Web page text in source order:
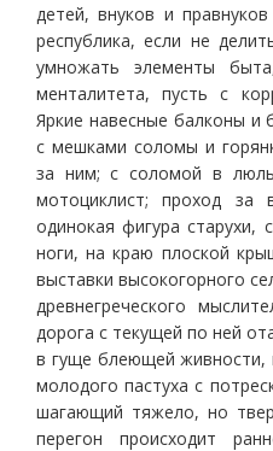
детей, внуков и
республика, если не
умножать элементы
менталитета, пусть с
Яркие навесные балконы и
с мешками соломы и
за ним; с соломой в
мотоциклист; проход за
одинокая фигура
ноги, на краю плоской
выставки высокогорного
древнегреческого
дорога с текущей по ней
в гуще блеющей живности,
молодого пастуха с
шагающий тяжело, но
перегон происходит